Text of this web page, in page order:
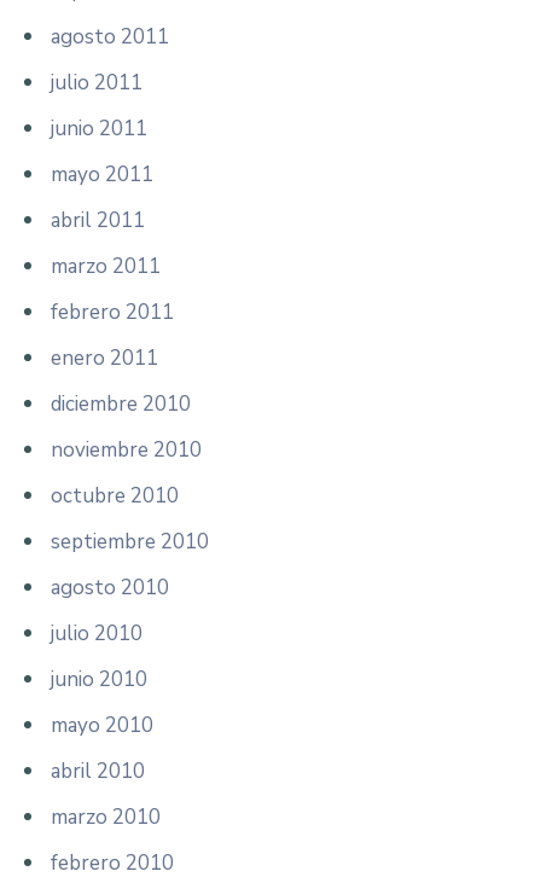
agosto 2011
julio 2011
junio 2011
mayo 2011
abril 2011
marzo 2011
febrero 2011
enero 2011
diciembre 2010
noviembre 2010
octubre 2010
septiembre 2010
agosto 2010
julio 2010
junio 2010
mayo 2010
abril 2010
marzo 2010
febrero 2010